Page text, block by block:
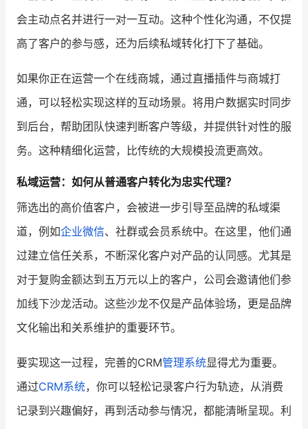
会主动点名并进行一对一互动。这种个性化沟通，不仅提
高了客户的参与感，还为后续私域转化打下了基础。
如果你正在运营一个在线商城，通过直播插件与商城打
通，可以轻松实现这样的互动场景。将用户数据实时同步
到后台，帮助团队快速判断客户等级，并提供针对性的服
务。这种精细化运营，比传统的大规模投流更高效。
私域运营：如何从普通客户转化为忠实代理？
筛选出的高价值客户，会被进一步引导至品牌的私域渠
道，例如企业微信、社群或会员系统中。在这里，他们通
过建立信任关系，不断深化客户对产品的认同感。尤其是
对于复购金额达到五万元以上的客户，公司会邀请他们参
加线下沙龙活动。这些沙龙不仅是产品体验场，更是品牌
文化输出和关系维护的重要环节。
要实现这一过程，完善的CRM管理系统显得尤为重要。
通过CRM系统，你可以轻松记录客户行为轨迹，从消费
记录到兴趣偏好，再到活动参与情况，都能清晰呈现。利